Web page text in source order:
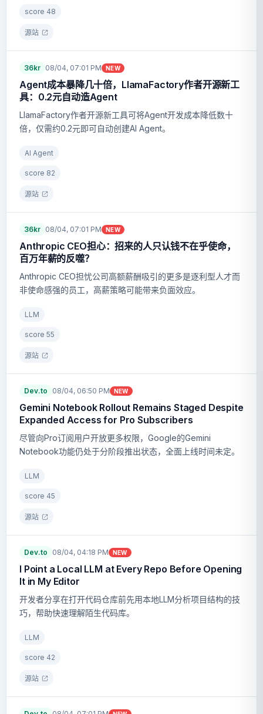
score 48
源站
36kr 08/04, 07:01 PM NEW
Agent成本暴降几十倍，LlamaFactory作者开源新工
具：0.2元自动造Agent
LlamaFactory作者开源新工具可将Agent开发成本降低数十
倍，仅需约0.2元即可自动创建AI Agent。
AI Agent
score 82
源站
36kr 08/04, 07:01 PM NEW
Anthropic CEO担心：招来的人只认钱不在乎使命，
百万年薪的反噬？
Anthropic CEO担忧公司高额薪酬吸引的更多是逐利型人才而
非使命感强的员工，高薪策略可能带来负面效应。
LLM
score 55
源站
Dev.to 08/04, 06:50 PM NEW
Gemini Notebook Rollout Remains Staged Despite
Expanded Access for Pro Subscribers
尽管向Pro订阅用户开放更多权限，Google的Gemini
Notebook功能仍处于分阶段推出状态，全面上线时间未定。
LLM
score 45
源站
Dev.to 08/04, 04:18 PM NEW
I Point a Local LLM at Every Repo Before Opening
It in My Editor
开发者分享在打开代码仓库前先用本地LLM分析项目结构的技
巧，帮助快速理解陌生代码库。
LLM
score 42
源站